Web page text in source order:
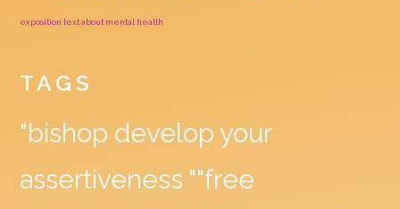
exposition text about mental health
TAGS
"bishop develop your
assertiveness ""free